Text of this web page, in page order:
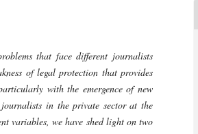
that face different journalists
of legal protection that provides
with the emergence of new
in the private sector at the
variables, we have shed light on two